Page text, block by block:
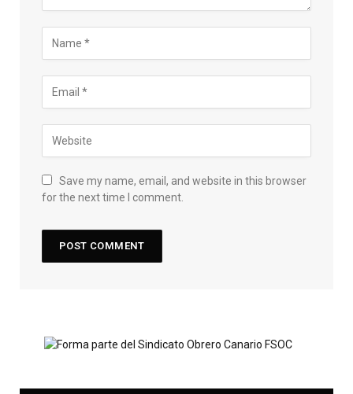
Save my name, email, and website in this browser
for the next time I comment.